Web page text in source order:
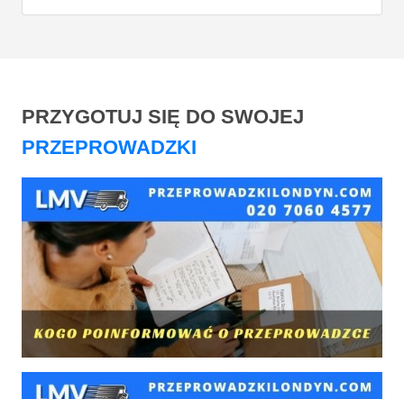
PRZYGOTUJ SIĘ DO SWOJEJ
PRZEPROWADZKI